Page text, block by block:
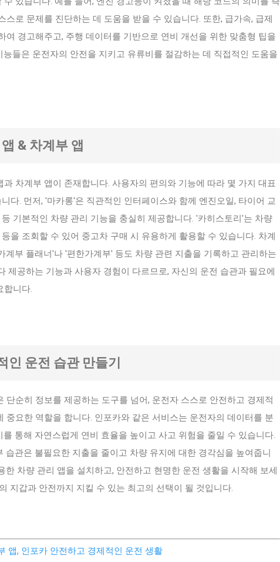
스로 문제를 진단하는 데 도움을 받을 수 있습니다. 또한, 급가속, 급제
여 경고해주고, 주행 데이터를 기반으로 연비 개선을 위한 맞춤형 팁을
들은 운전자의 안전을 지키고 유류비를 절감하는 데 직접적인 도움을
& 차계부 앱
차계부 앱이 존재합니다. 사용자의 편의와 기능에 따라 몇 가지 대표
다. 먼저, '마카롱'은 직관적인 인터페이스와 함께 엔진오일, 타이어 교
기본적인 차량 관리 기능을 충실히 제공합니다. '카히스토리'는 차량
을 조회할 수 있어 중고차 구매 시 유용하게 활용할 수 있습니다. 차계
계부 플래너'나 '편한가계부' 등도 차량 관련 지출을 기록하고 관리하는
제공하는 기능과 사용자 경험이 다르므로, 자신의 운전 습관과 필요에
합니다.
인 운전 습관 만들기
단순히 정보를 제공하는 도구를 넘어, 운전자 스스로 안전하고 경제적
중요한 역할을 합니다. 인포카와 같은 서비스는 운전자의 데이터를 분
통해 자연스럽게 연비 효율을 높이고 사고 위험을 줄일 수 있습니다.
습관은 불필요한 지출을 줄이고 차량 유지에 대한 경각심을 높여줍니
한 차량 관리 앱을 설치하고, 안전하고 현명한 운전 생활을 시작해 보세
지갑과 안전까지 지킬 수 있는 최고의 선택이 될 것입니다.
앱, 인포카 안전하고 경제적인 운전 생활